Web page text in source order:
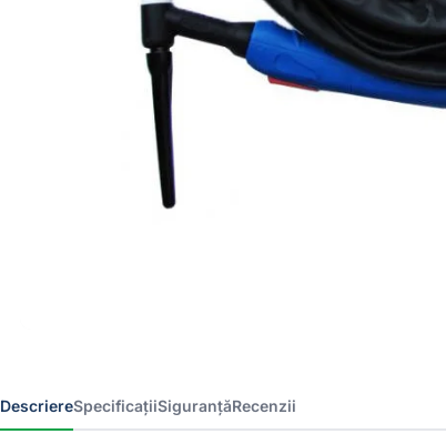
DescriereSpecificațiiSiguranțăRecenzii